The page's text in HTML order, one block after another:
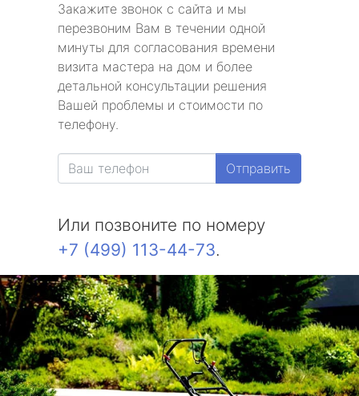
Закажите звонок с сайта и мы
перезвоним Вам в течении одной
минуты для согласования времени
визита мастера на дом и более
детальной консультации решения
Вашей проблемы и стоимости по
телефону.
Отправить
Или позвоните по номеру
+7 (499) 113-44-73.